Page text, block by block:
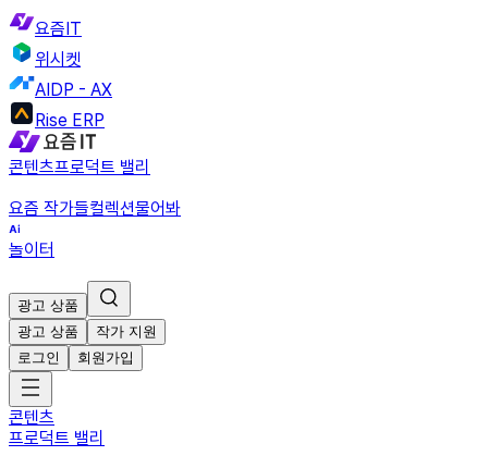
요즘IT
위시켓
AIDP - AX
Rise ERP
콘텐츠프로덕트 밸리
요즘 작가들컬렉션물어봐
놀이터
광고 상품
광고 상품
작가 지원
로그인
회원가입
콘텐츠
프로덕트 밸리